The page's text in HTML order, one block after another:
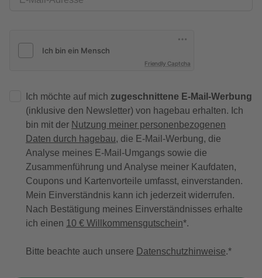
Friendly Captcha
Ich möchte auf mich zugeschnittene E-Mail-Werbung
(inklusive den Newsletter) von hagebau erhalten. Ich
bin mit der Nutzung meiner personenbezogenen
Daten durch hagebau, die E-Mail-Werbung, die
Analyse meines E-Mail-Umgangs sowie die
Zusammenführung und Analyse meiner Kaufdaten,
Coupons und Kartenvorteile umfasst, einverstanden.
Mein Einverständnis kann ich jederzeit widerrufen.
Nach Bestätigung meines Einverständnisses erhalte
ich einen 10 € Willkommensgutschein*.
Bitte beachte auch unsere Datenschutzhinweise.